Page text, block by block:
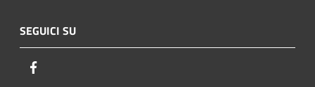
SEGUICI SU